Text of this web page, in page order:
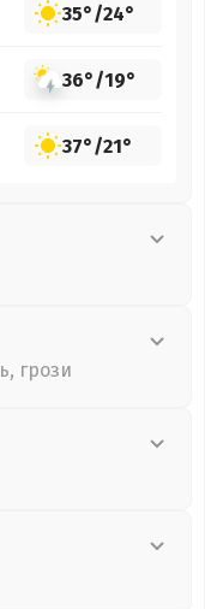
35°/24°
36°/19°
37°/21°
грози